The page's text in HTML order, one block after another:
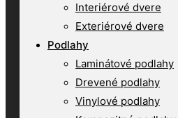
Interiérové dvere
Exteriérové dvere
Podlahy
Laminátové podlahy
Drevené podlahy
Vinylové podlahy